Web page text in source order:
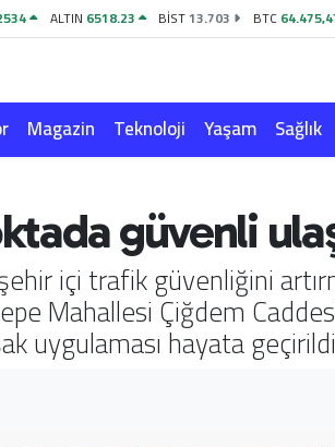
ALTIN 6518.23 BİST13.703 BTC
Magazin Teknoloji Yaşam Sağlık
güvenli
içi trafik güvenliğini
Mahallesi Çiğdem
uygulaması hayata